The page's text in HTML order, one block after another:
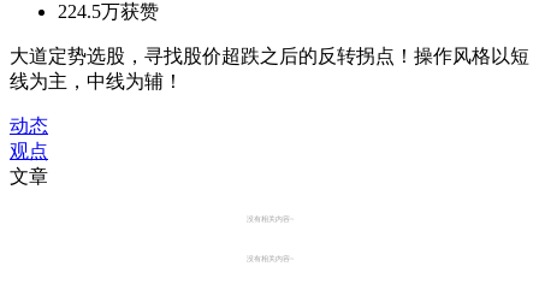
224.5万获赞
大道定势选股，寻找股价超跌之后的反转拐点！操作风格以短
线为主，中线为辅！
动态
观点
文章
没有相关内容~
没有相关内容~